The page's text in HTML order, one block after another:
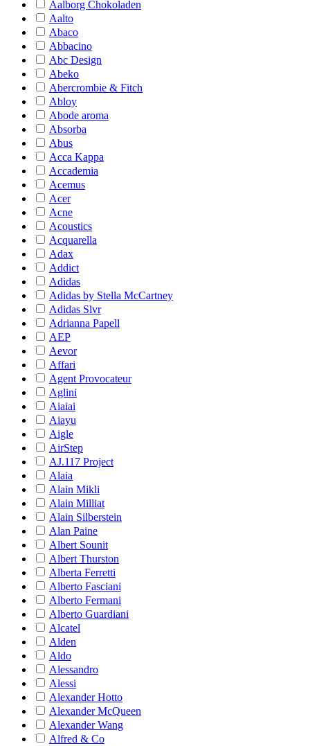
Aalborg Chokoladen
Aalto
Abaco
Abbacino
Abc Design
Abeko
Abercrombie & Fitch
Abloy
Abode aroma
Absorba
Abus
Acca Kappa
Accademia
Acemus
Acer
Acne
Acoustics
Acquarella
Adax
Addict
Adidas
Adidas by Stella McCartney
Adidas Slvr
Adrianna Papell
AEP
Aevor
Affari
Agent Provocateur
Aglini
Aiaiai
Aiayu
Aigle
AirStep
AJ.117 Project
Alaia
Alain Mikli
Alain Milliat
Alain Silberstein
Alan Paine
Albert Sounit
Albert Thurston
Alberta Ferretti
Alberto Fasciani
Alberto Fermani
Alberto Guardiani
Alcatel
Alden
Aldo
Alessandro
Alessi
Alexander Hotto
Alexander McQueen
Alexander Wang
Alfred & Co